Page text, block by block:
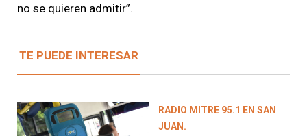
no se quieren admitir”.
TE PUEDE INTERESAR
RADIO MITRE 95.1 EN SAN
JUAN.